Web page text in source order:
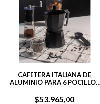
CAFETERA ITALIANA DE
ALUMINIO PARA 6 POCILLOS
$53.965,00